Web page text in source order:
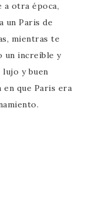
a otra época,
un Paris de
mientras te
un increíble y
y buen
en que Paris era